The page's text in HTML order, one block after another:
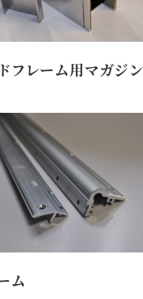
フレーム用マガジン
ム